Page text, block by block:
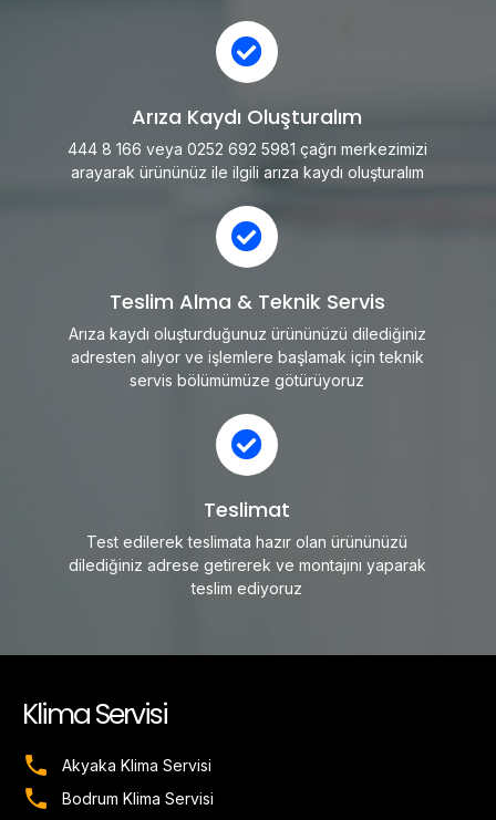
Arıza Kaydı Oluşturalım
444 8 166 veya 0252 692 5981 çağrı merkezimizi
arayarak ürününüz ile ilgili arıza kaydı oluşturalım
Teslim Alma & Teknik Servis
Arıza kaydı oluşturduğunuz ürününüzü dilediğiniz
adresten alıyor ve işlemlere başlamak için teknik
servis bölümümüze götürüyoruz
Teslimat
Test edilerek teslimata hazır olan ürününüzü
dilediğiniz adrese getirerek ve montajını yaparak
teslim ediyoruz
Klima Servisi
Akyaka Klima Servisi
Bodrum Klima Servisi